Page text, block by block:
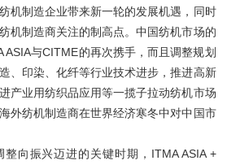
机制造企业带来新一轮的发展机遇，同时
机制造商关注的制高点。中国纺机市场的
ASIA与CITME的再次携手，而且调整规划
、印染、化纤等行业技术进步，推进高新
产业用纺织品应用等一揽子拉动纺机市场
外纺机制造商在世界经济寒冬中对中国市
向振兴迈进的关键时期，ITMA ASIA +